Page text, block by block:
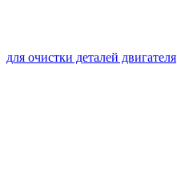
для очистки деталей двигателя